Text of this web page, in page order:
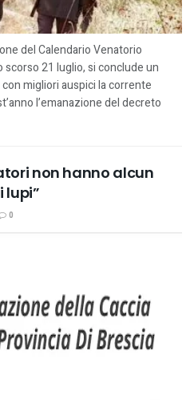
del Calendario Venatorio
scorso 21 luglio, si conclude un
migliori auspici la corrente
l’emanazione del decreto
non hanno alcun
lupi”
0